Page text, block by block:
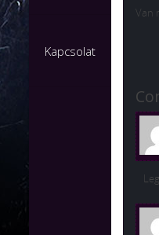
Kapcsolat
Van